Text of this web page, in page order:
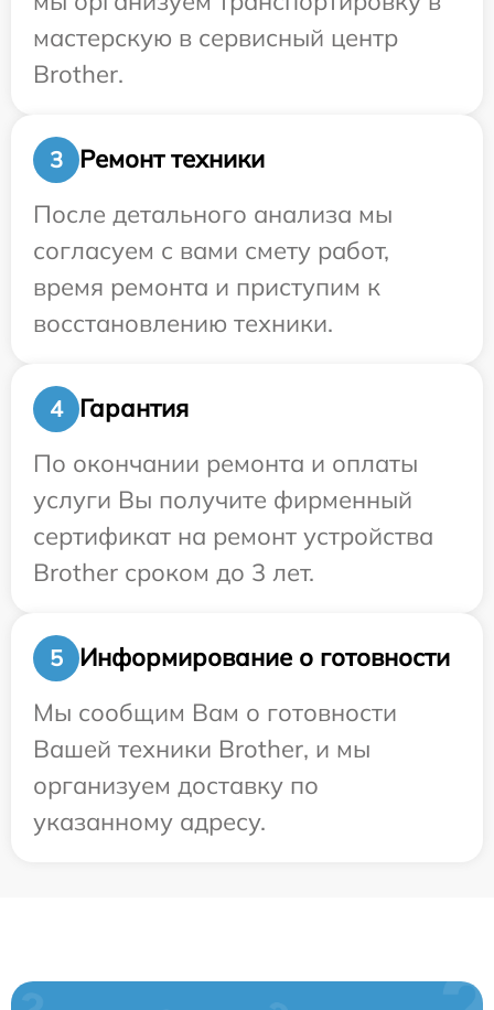
мастерскую в сервисный центр
Brother.
3
Ремонт техники
После детального анализа мы
согласуем с вами смету работ,
время ремонта и приступим к
восстановлению техники.
4
Гарантия
По окончании ремонта и оплаты
услуги Вы получите фирменный
сертификат на ремонт устройства
Brother сроком до 3 лет.
5
Информирование о готовности
Мы сообщим Вам о готовности
Вашей техники Brother, и мы
организуем доставку по
указанному адресу.